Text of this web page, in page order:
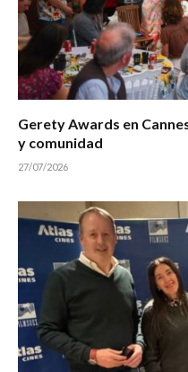
Gerety Awards en
y comunidad
27/07/2026